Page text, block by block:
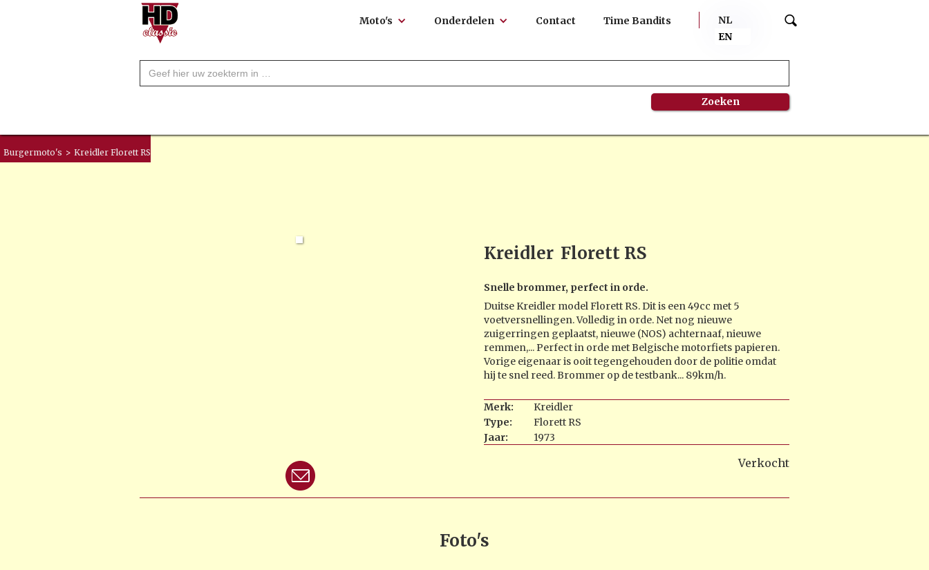
Moto's Onderdelen Contact Time Bandits
NL
EN
Burgermoto's > Kreidler Florett RS
Kreidler Florett RS
Snelle brommer, perfect in orde.
Duitse Kreidler model Florett RS. Dit is een 49cc met 5
voetversnellingen. Volledig in orde. Net nog nieuwe
zuigerringen geplaatst, nieuwe (NOS) achternaaf, nieuwe
remmen,... Perfect in orde met Belgische motorfiets papieren.
Vorige eigenaar is ooit tegengehouden door de politie omdat
hij te snel reed. Brommer op de testbank... 89km/h.
Merk:
Kreidler
Type:
Florett RS
Jaar:
1973
Verkocht
Foto's